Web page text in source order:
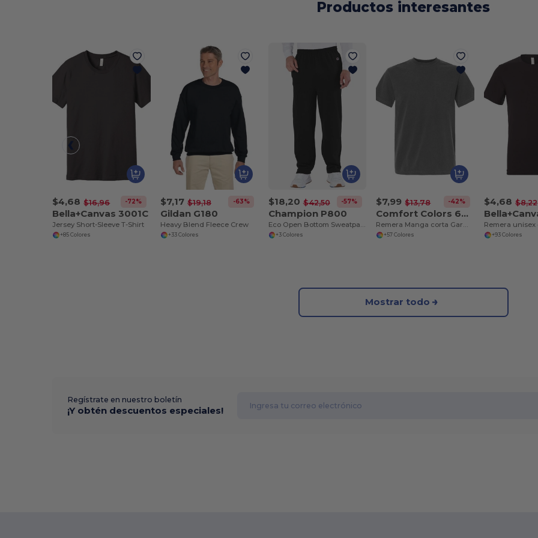
Productos interesantes
$4,68 $16,96 -72%
Bella+Canvas 3001C
Jersey Short-Sleeve T-Shirt
+85 Colores
$7,17 $19,18 -63%
Gildan G180
Heavy Blend Fleece Crew
+33 Colores
$18,20 $42,50 -57%
Champion P800
Eco Open Bottom Sweatpants with Pockets
+3 Colores
$7,99 $13,78 -42%
Comfort Colors 6030
Remera Manga corta Garment Dyed con bolsillo
+57 Colores
$4,68 $8,22
+93 Colores
Mostrar todo
Regístrate en nuestro boletín
¡Y obtén descuentos especiales!